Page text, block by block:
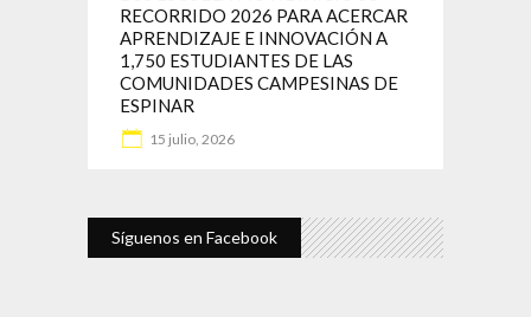
RECORRIDO 2026 PARA ACERCAR
APRENDIZAJE E INNOVACIÓN A
1,750 ESTUDIANTES DE LAS
COMUNIDADES CAMPESINAS DE
ESPINAR
15 julio, 2026
Síguenos en Facebook